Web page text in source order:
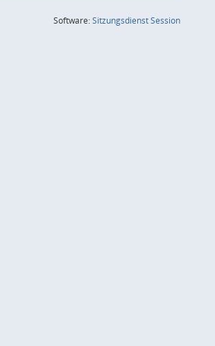
Software:SitzungsdienstSession(Wird in